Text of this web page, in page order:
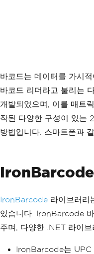
바코드는 데이터를 가시
바코드 리더라고 불리는
개발되었으며, 이를 매트
작된 다양한 구성이 있는
방법입니다. 스마트폰과
IronBarcode
IronBarcode 라이브러리
있습니다. IronBarcode
주며, 다양한 .NET 라이
IronBarcode는 UPC